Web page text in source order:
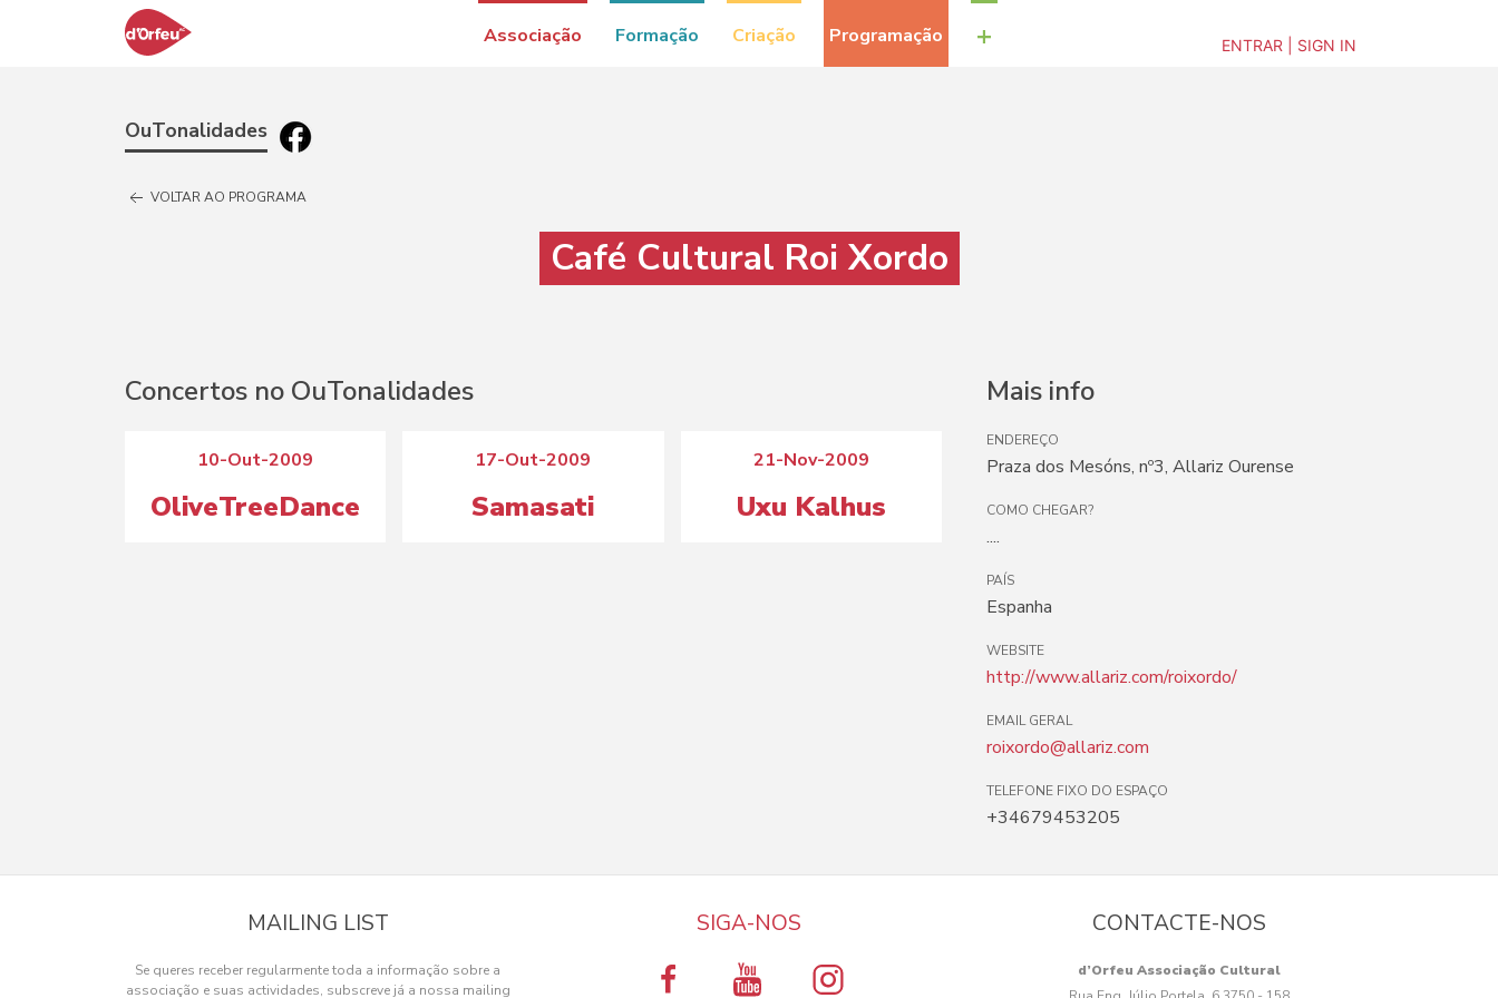
Associação Formação Criação Programação + ENTRAR | SIGN IN
OuTonalidades
VOLTAR AO PROGRAMA
Café Cultural Roi Xordo
Concertos no OuTonalidades
10-Out-2009
OliveTreeDance
17-Out-2009
Samasati
21-Nov-2009
Uxu Kalhus
Mais info
ENDEREÇO
Praza dos Mesóns, nº3, Allariz Ourense
COMO CHEGAR?
....
PAÍS
Espanha
WEBSITE
http://www.allariz.com/roixordo/
EMAIL GERAL
roixordo@allariz.com
TELEFONE FIXO DO ESPAÇO
+34679453205
MAILING LIST
Se queres receber regularmente toda a informação sobre a
associação e suas actividades, subscreve já a nossa mailing
SIGA-NOS CONTACTE-NOS
d’Orfeu Associação Cultural